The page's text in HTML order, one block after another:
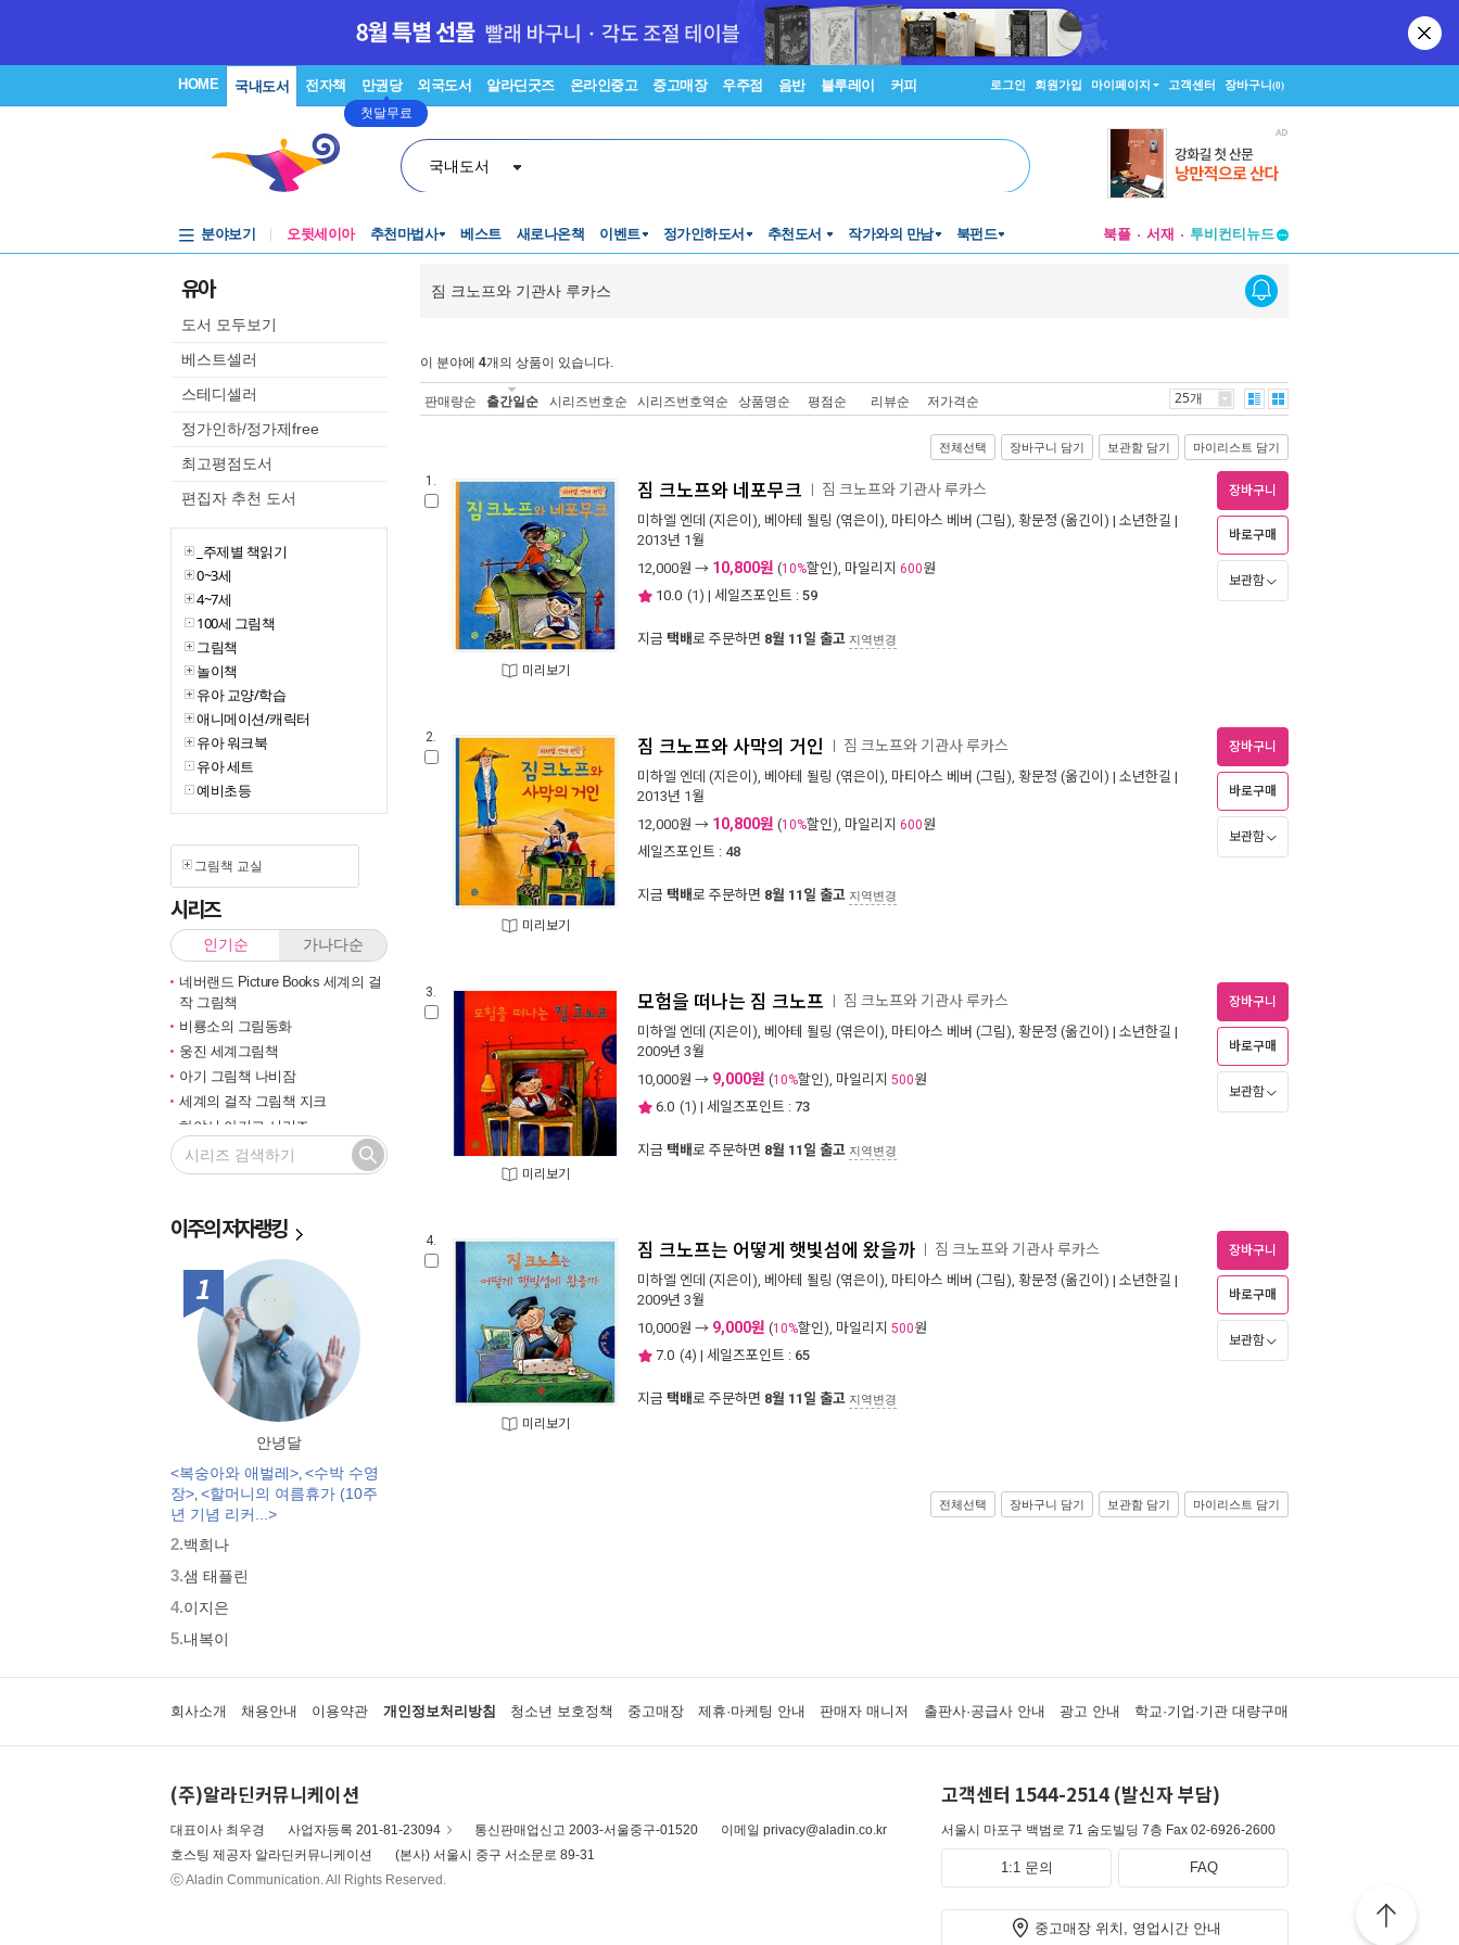
HOME 국내도서 전자책 만권당
첫달무료
외국도서 알라딘굿즈 온라인중고 중고매장 우주점 음반 블루레이 커피 로그인 회원가입 마이페이지 고객센터 장바구니(0)
국내도서
분야보기 오뒷세이아 추천마법사 베스트 새로나온책 이벤트 정가인하도서 추천도서 작가와의 만남 북펀드 북플 서재
투비컨티뉴드
투비컨티뉴드
유아
도서 모두보기
베스트셀러
스테디셀러
정가인하/정가제free
최고평점도서
편집자 추천 도서
_주제별 책읽기
0~3세
4~7세
100세 그림책
그림책
놀이책
유아 교양/학습
애니메이션/캐릭터
유아 워크북
유아 세트
예비초등
그림책 교실
시리즈
인기순 가나다순
네버랜드 Picture Books 세계의 걸
작 그림책
비룡소의 그림동화
웅진 세계그림책
아기 그림책 나비잠
세계의 걸작 그림책 지크
하야시 아키코 시리즈
길벗 기적의 학습법
마루벌의 좋은 그림책
민들레 그림책
비룡소 창작그림책
전통문화 그림책 솔거나라
베틀북 그림책
그림책은 내 친구
미래그림책
비룡소 전래동화
도토리 계절 그림책
옛이야기 그림책 까치호랑이
모두가 친구
벨 이마주
네버랜드 우리 걸작 그림책
비룡소 아기 그림책
세밀화로 그린 보리 아기그림책
붙여도 붙여도 스티커왕
국시꼬랭이 동네
보아요 아기 그림책
비룡소 세계의 옛이야기
과학은 내친구
로렌의 지식 그림책
황금도깨비상 수상작 (그림책)
우리 문화 그림책
이주의저자랭킹
1위
안녕달
<복숭아와 애벌레>, <수박 수영
장>, <할머니의 여름휴가 (10주
년 기념 리커...>
2.백희나
3.샘 태플린
4.이지은
5.내복이
짐 크노프와 기관사 루카스
이 분야에 4개의 상품이 있습니다.
판매량순 출간일순 시리즈번호순 시리즈번호역순 상품명순 평점순 리뷰순 저가격순 25개
전체선택 장바구니 담기 보관함 담기 마이리스트 담기
1.
미리보기
짐 크노프와 네포무크 짐 크노프와 기관사 루카스
미하엘 엔데 (지은이), 베아테 될링 (엮은이), 마티아스 베버 (그림), 황문정 (옮긴이) | 소년한길 |
2013년 1월
12,000원 → 10,800원 (10%할인), 마일리지 600원
10.0 (1) | 세일즈포인트 : 59
지금 택배로 주문하면 8월 11일 출고 지역변경
장바구니
바로구매
보관함
2.
미리보기
짐 크노프와 사막의 거인 짐 크노프와 기관사 루카스
미하엘 엔데 (지은이), 베아테 될링 (엮은이), 마티아스 베버 (그림), 황문정 (옮긴이) | 소년한길 |
2013년 1월
12,000원 → 10,800원 (10%할인), 마일리지 600원
세일즈포인트 : 48
지금 택배로 주문하면 8월 11일 출고 지역변경
장바구니
바로구매
보관함
3.
미리보기
모험을 떠나는 짐 크노프 짐 크노프와 기관사 루카스
미하엘 엔데 (지은이), 베아테 될링 (엮은이), 마티아스 베버 (그림), 황문정 (옮긴이) | 소년한길 |
2009년 3월
10,000원 → 9,000원 (10%할인), 마일리지 500원
6.0 (1) | 세일즈포인트 : 73
지금 택배로 주문하면 8월 11일 출고 지역변경
장바구니
바로구매
보관함
4.
미리보기
짐 크노프는 어떻게 햇빛섬에 왔을까 짐 크노프와 기관사 루카스
미하엘 엔데 (지은이), 베아테 될링 (엮은이), 마티아스 베버 (그림), 황문정 (옮긴이) | 소년한길 |
2009년 3월
10,000원 → 9,000원 (10%할인), 마일리지 500원
7.0 (4) | 세일즈포인트 : 65
지금 택배로 주문하면 8월 11일 출고 지역변경
장바구니
바로구매
보관함
전체선택 장바구니 담기 보관함 담기 마이리스트 담기
회사소개 채용안내 이용약관 개인정보처리방침 청소년 보호정책 중고매장 제휴·마케팅 안내 판매자 매니저 출판사·공급사 안내 광고 안내 학교·기업·기관 대량구매
(주)알라딘커뮤니케이션
대표이사 최우경 사업자등록 201-81-23094 통신판매업신고 2003-서울중구-01520
이메일 privacy@aladin.co.kr
호스팅 제공자 알라딘커뮤니케이션
(본사) 서울시 중구 서소문로 89-31
ⓒ Aladin Communication. All Rights Reserved.
고객센터 1544-2514 (발신자 부담)
서울시 마포구 백범로 71 숨도빌딩 7층 Fax 02-6926-2600
1:1 문의 FAQ
중고매장 위치, 영업시간 안내